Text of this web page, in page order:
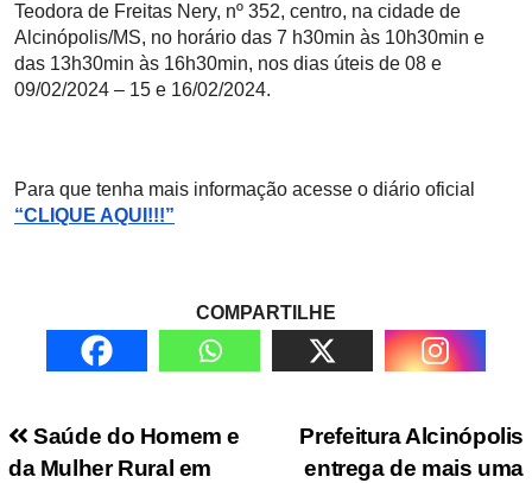
Teodora de Freitas Nery, nº 352, centro, na cidade de
Alcinópolis/MS, no horário das 7 h30min às 10h30min e
das 13h30min às 16h30min, nos dias úteis de 08 e
09/02/2024 – 15 e 16/02/2024.
Para que tenha mais informação acesse o diário oficial
“CLIQUE AQUI!!!”
COMPARTILHE
Navegação de PostPrefeitura Alcinópolis
entrega de mais uma
Saúde do Homem e
da Mulher Rural em